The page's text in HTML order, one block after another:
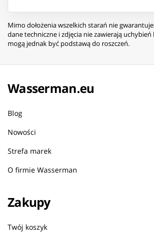
Mimo dołożenia wszelkich starań nie
dane techniczne i zdjęcia nie zawierają
mogą jednak być podstawą do roszczeń.
Wasserman.eu
Blog
Nowości
Strefa marek
O firmie Wasserman
Zakupy
Twój koszyk